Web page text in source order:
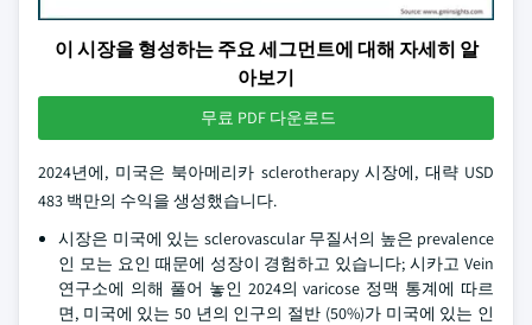
이 시장을 형성하는 주요 세그먼트에 대해 자세히 알
아보기
무료 PDF 다운로드
2024년에, 미국은 북아메리카 sclerotherapy 시장에, 대략 USD
483 백만의 수익을 생성했습니다.
시장은 미국에 있는 sclerovascular 무질서의 높은 prevalence
인 모는 요인 때문에 성장이 경험하고 있습니다; 시카고 Vein
연구소에 의해 풀어 놓인 2024의 varicose 정맥 통계에 따르
면, 미국에 있는 50 년의 인구의 절반 (50%)가 미국에 있는 인